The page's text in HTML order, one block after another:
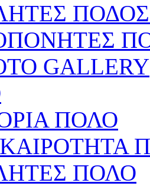
GALLERY
ΠΟΛΟ
ΠΟΛΟ